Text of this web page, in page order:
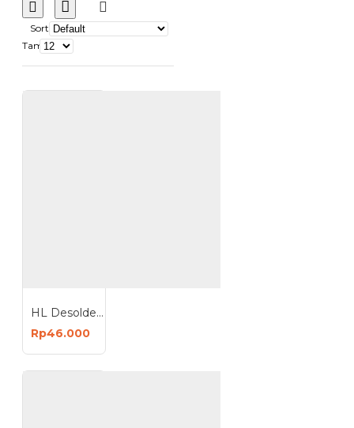
Sort
Tampilkan:
HL Desoldering Pump Alat Penyedot Timah Solder ST200
Rp46.000